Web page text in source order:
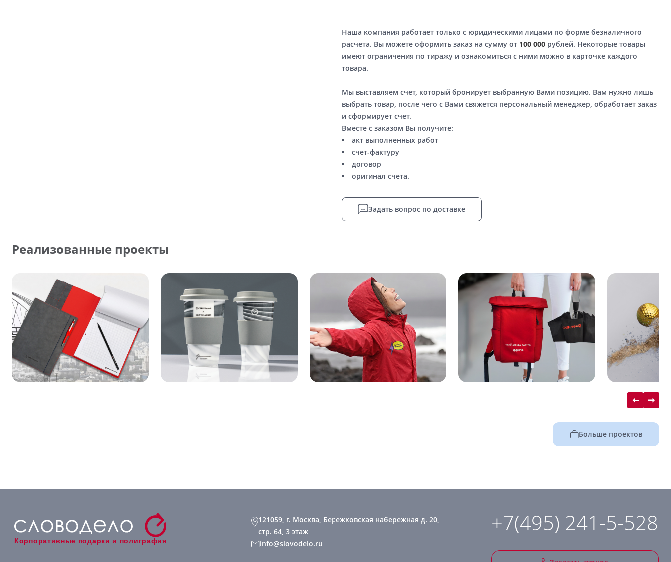
Наша компания работает только с юридическими лицами по форме безналичного
расчета. Вы можете оформить заказ на сумму от 100 000рублей. Некоторые товары
имеют ограничения по тиражу и ознакомиться с ними можно в карточке каждого
товара.
Мы выставляем счет, который бронирует выбранную Вами позицию. Вам нужно лишь
выбрать товар, после чего с Вами свяжется персональный менеджер, обработает заказ
и сформирует счет.
Вместе с заказом Вы получите:
акт выполненных работ
счет-фактуру
договор
оригинал счета.
Задать вопрос по доставке
Реализованные проекты
Больше проектов
Корпоративные подарки и полиграфия
121059, г. Москва, Бережковская набережная д. 20,
стр. 64, 3 этаж
info@slovodelo.ru
+7(495) 241-5-528